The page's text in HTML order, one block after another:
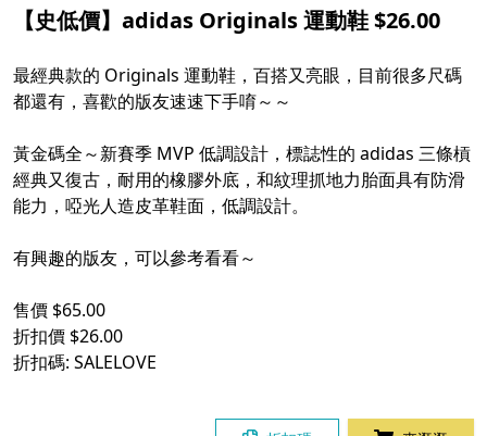
【史低價】adidas Originals 運動鞋 $26.00
最經典款的 Originals 運動鞋，百搭又亮眼，目前很多尺碼
都還有，喜歡的版友速速下手唷～～
黃金碼全～新賽季 MVP 低調設計，標誌性的 adidas 三條槓
經典又復古，耐用的橡膠外底，和紋理抓地力胎面具有防滑
能力，啞光人造皮革鞋面，低調設計。
有興趣的版友，可以參考看看～
售價 $65.00
折扣價 $26.00
折扣碼: SALELOVE